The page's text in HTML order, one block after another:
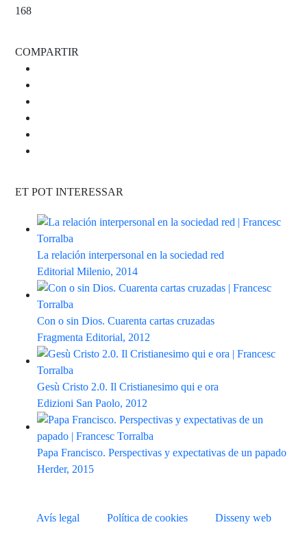
168
COMPARTIR
ET POT INTERESSAR
La relación interpersonal en la sociedad red
Editorial Milenio, 2014
Con o sin Dios. Cuarenta cartas cruzadas
Fragmenta Editorial, 2012
Gesù Cristo 2.0. Il Cristianesimo qui e ora
Edizioni San Paolo, 2012
Papa Francisco. Perspectivas y expectativas de un papado
Herder, 2015
Avís legal Política de cookies Disseny web